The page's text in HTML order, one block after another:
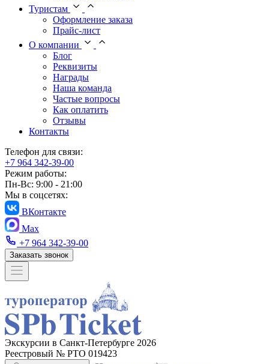
Туристам
Оформление заказа
Прайс-лист
О компании
Блог
Реквизиты
Награды
Наша команда
Частые вопросы
Как оплатить
Отзывы
Контакты
Телефон для связи:
+7 964 342-39-00
Режим работы:
Пн-Вс: 9:00 - 21:00
Мы в соцсетях:
ВКонтакте
Max
+7 964 342-39-00
Заказать звонок
Экскурсии в Санкт-Петербурге 2026
Реестровый № РТО 019423